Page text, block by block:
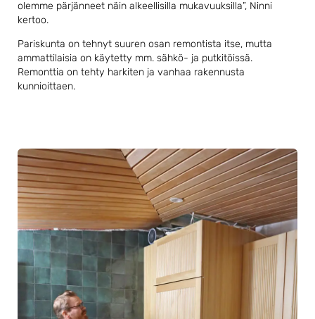
olemme pärjänneet näin alkeellisilla mukavuuksilla”, Ninni
kertoo.
Pariskunta on tehnyt suuren osan remontista itse, mutta
ammattilaisia on käytetty mm. sähkö- ja putkitöissä.
Remonttia on tehty harkiten ja vanhaa rakennusta
kunnioittaen.